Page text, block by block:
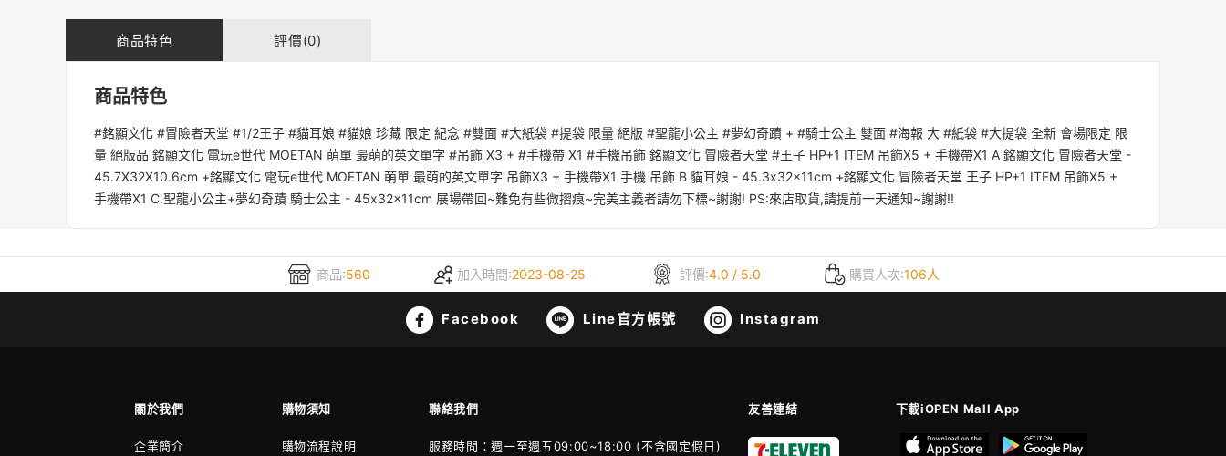
商品特色 評價(0)
商品特色
#銘顯文化 #冒險者天堂 #1/2王子 #貓耳娘 #貓娘 珍藏 限定 紀念 #雙面 #大紙袋 #提袋 限量 絕版 #聖龍小公主 #夢幻奇蹟 + #騎士公主 雙面 #海報 大 #紙袋 #大提袋 全新 會場限定 限
量 絕版品 銘顯文化 電玩e世代 MOETAN 萌單 最萌的英文單字 #吊飾 X3 + #手機帶 X1 #手機吊飾 銘顯文化 冒險者天堂 #王子 HP+1 ITEM 吊飾X5 + 手機帶X1 A 銘顯文化 冒險者天堂 -
45.7X32X10.6cm +銘顯文化 電玩e世代 MOETAN 萌單 最萌的英文單字 吊飾X3 + 手機帶X1 手機 吊飾 B 貓耳娘 - 45.3x32x11cm +銘顯文化 冒險者天堂 王子 HP+1 ITEM 吊飾X5 +
手機帶X1 C.聖龍小公主+夢幻奇蹟 騎士公主 - 45x32x11cm 展場帶回~難免有些微摺痕~完美主義者請勿下標~謝謝! PS:來店取貨,請提前一天通知~謝謝!!
商品:560 加入時間:2023-08-25 評價:4.0 / 5.0 購買人次:106人
Facebook Line官方帳號 Instagram
關於我們 購物須知 聯絡我們 友善連結 下載iOPEN Mall App
企業簡介 購物流程說明 服務時間：週一至週五09:00~18:00 (不含國定假日)